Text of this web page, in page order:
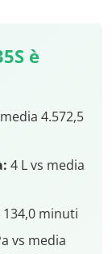
è
4.572,5
4 L vs media
minuti
vs media